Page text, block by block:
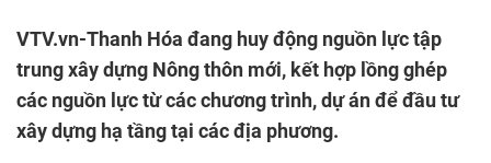
VTV.vn-Thanh Hóa đang huy động nguồn lực tập
trung xây dựng Nông thôn mới, kết hợp lồng ghép
các nguồn lực từ các chương trình, dự án để đầu tư
xây dựng hạ tầng tại các địa phương.